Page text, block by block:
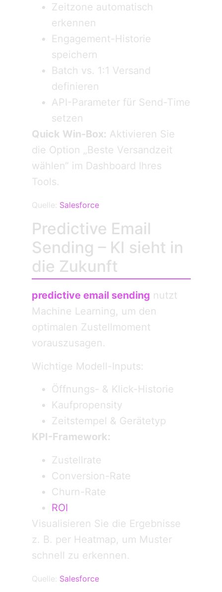
Zeitzone automatisch
erkennen
Engagement-Historie
speichern
Batch vs. 1:1 Versand
definieren
API-Parameter für Send-Time
setzen
Quick Win-Box: Aktivieren Sie
die Option „Beste Versandzeit
wählen“ im Dashboard Ihres
Tools.
Quelle: Salesforce
Predictive Email
Sending – KI sieht in
die Zukunft
predictive email sending nutzt
Machine Learning, um den
optimalen Zustellmoment
vorauszusagen.
Wichtige Modell-Inputs:
Öffnungs- & Klick-Historie
Kaufpropensity
Zeitstempel & Gerätetyp
KPI-Framework:
Zustellrate
Conversion-Rate
Churn-Rate
ROI
Visualisieren Sie die Ergebnisse
z. B. per Heatmap, um Muster
schnell zu erkennen.
Quelle: Salesforce